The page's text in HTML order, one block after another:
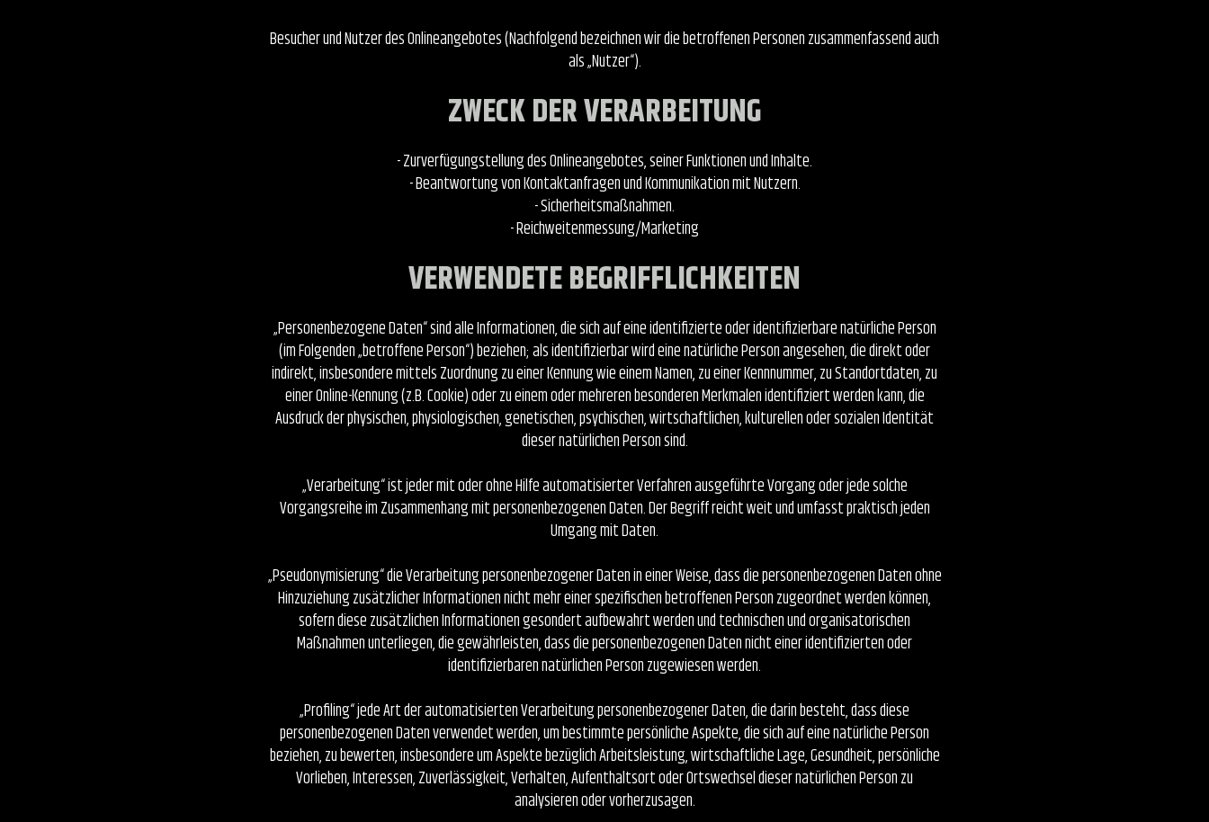
Besucher und Nutzer des Onlineangebotes (Nachfolgend bezeichnen wir die betroffenen Personen zusammenfassend auch
als „Nutzer“).
ZWECK DER VERARBEITUNG
- Zurverfügungstellung des Onlineangebotes, seiner Funktionen und Inhalte.
- Beantwortung von Kontaktanfragen und Kommunikation mit Nutzern.
- Sicherheitsmaßnahmen.
- Reichweitenmessung/Marketing
VERWENDETE BEGRIFFLICHKEITEN
„Personenbezogene Daten“ sind alle Informationen, die sich auf eine identifizierte oder identifizierbare natürliche Person
(im Folgenden „betroffene Person“) beziehen; als identifizierbar wird eine natürliche Person angesehen, die direkt oder
indirekt, insbesondere mittels Zuordnung zu einer Kennung wie einem Namen, zu einer Kennnummer, zu Standortdaten, zu
einer Online-Kennung (z.B. Cookie) oder zu einem oder mehreren besonderen Merkmalen identifiziert werden kann, die
Ausdruck der physischen, physiologischen, genetischen, psychischen, wirtschaftlichen, kulturellen oder sozialen Identität
dieser natürlichen Person sind.
„Verarbeitung“ ist jeder mit oder ohne Hilfe automatisierter Verfahren ausgeführte Vorgang oder jede solche
Vorgangsreihe im Zusammenhang mit personenbezogenen Daten. Der Begriff reicht weit und umfasst praktisch jeden
Umgang mit Daten.
„Pseudonymisierung“ die Verarbeitung personenbezogener Daten in einer Weise, dass die personenbezogenen Daten ohne
Hinzuziehung zusätzlicher Informationen nicht mehr einer spezifischen betroffenen Person zugeordnet werden können,
sofern diese zusätzlichen Informationen gesondert aufbewahrt werden und technischen und organisatorischen
Maßnahmen unterliegen, die gewährleisten, dass die personenbezogenen Daten nicht einer identifizierten oder
identifizierbaren natürlichen Person zugewiesen werden.
„Profiling“ jede Art der automatisierten Verarbeitung personenbezogener Daten, die darin besteht, dass diese
personenbezogenen Daten verwendet werden, um bestimmte persönliche Aspekte, die sich auf eine natürliche Person
beziehen, zu bewerten, insbesondere um Aspekte bezüglich Arbeitsleistung, wirtschaftliche Lage, Gesundheit, persönliche
Vorlieben, Interessen, Zuverlässigkeit, Verhalten, Aufenthaltsort oder Ortswechsel dieser natürlichen Person zu
analysieren oder vorherzusagen.